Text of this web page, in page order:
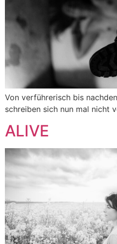
Von verführerisch bis
schreiben sich nun mal nicht
ALIVE